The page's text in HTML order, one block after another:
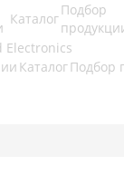
Каталог
Подбор
КаталогПодбор